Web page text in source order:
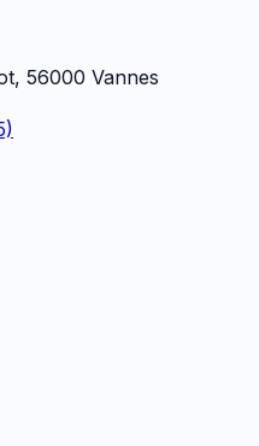
56000 Vannes